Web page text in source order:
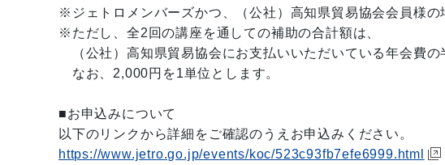
※ジェトロメンバーズかつ、（公社）高知県貿易協会会員様の
※ただし、全2回の講座を通しての補助の合計額は、
（公社）高知県貿易協会にお支払いいただいている年会費の
なお、2,000円を1単位とします。
■お申込みについて
以下のリンクから詳細をご確認のうえお申込みください。
https://www.jetro.go.jp/events/koc/523c93fb7efe6999.html